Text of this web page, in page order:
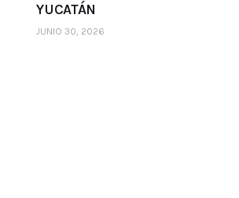
YUCATÁN
JUNIO 30, 2026